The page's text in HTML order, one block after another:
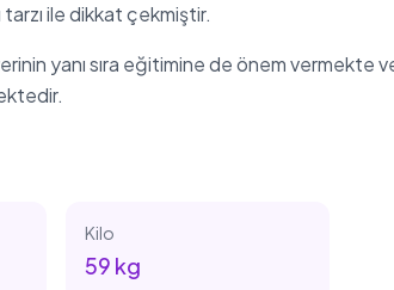
ile dikkat çekmiştir.
yanı sıra eğitimine de önem vermekte
Kilo
59 kg